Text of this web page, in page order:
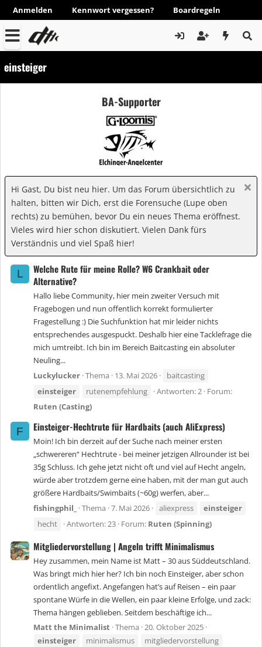
Anmelden Kennwort vergessen? Boardregeln
einsteiger
BA-Supporter
Hi Gast, Du bist neu hier. Um das Forum übersichtlich zu
halten, bitten wir Dich, erst die Forensuche (Lupe oben
rechts) zu bemühen, bevor Du ein neues Thema eröffnest.
Vieles wird hier schon diskutiert. Vielen Dank fürs
Verständnis und viel Spaß hier!
L
Welche Rute für meine Rolle? W6 Crankbait oder
Alternative?
Hallo liebe Community, hier mein zweiter Versuch mit
Fragebogen und nun offentlich korrekt formulierter
Fragestellung :) Die Suchfunktion hat mir leider nichts
entsprechendes ausgespuckt. Deshalb hier eine Tacklefrage die
mich umtreibt. Ich bin im Bereich Baitcasting ein absoluter
Neuling...
Luckylucker Thema 13. Mai 2026
baitcasting
einsteiger
rutenempfehlung Antworten: 2 Forum:
Ruten (Casting)
F Einsteiger-Hechtrute für Hardbaits (auch AliExpress)
Moin! Ich bin derzeit auf der Suche nach meiner ersten
„schwereren“ Hechtrute - bei meiner jetzigen Allrounder ist bei
35g Schluss. Ich gehe jetzt nicht oft und viel auf Hecht angeln,
würde aber trotzdem gerne eine haben, mit der man gut auch
größere Hardbaits/Swimbaits (~60g) werfen, aber...
fishingphil_
Thema 7. Mai 2026 aliexpress
einsteiger
hecht
Antworten: 23 Forum: Ruten (Spinning)
Mitgliedervorstellung | Angeln trifft Minimalismus
Hey zusammen, mein Name ist Matt – 30 aus Süddeutschland.
Was bringt mich hier her? Ich bin noch Einsteiger, aber schon
ordentlich angefixt. Angefangen hat’s auf Reisen – ein paar
spontane Würfe in die Wellen, ein paar kleine Erfolge, und zack:
Thema hängen geblieben. Seitdem beschäftige ich...
Matt the Minimalist Thema 20. Oktober 2025
einsteiger
minimalismus
mitgliedervorstellung